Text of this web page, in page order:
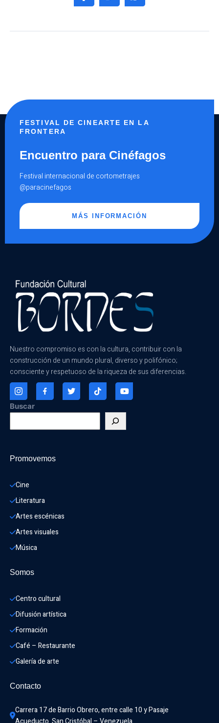
FESTIVAL DE CINEARTE EN LA
FRONTERA
Encuentro para Cinéfagos
Festival internacional de cortometrajes
@paracinefagos
MÁS INFORMACIÓN
Nuestro compromiso es con la cultura, contribuir con la
construcción de un mundo plural, diverso y polifónico;
consciente y respetuoso de la riqueza de sus diferencias.
Buscar
Promovemos
Cine
Literatura
Artes escénicas
Artes visuales
Música
Somos
Centro cultural
Difusión artística
Formación
Café – Restaurante
Galería de arte
Contacto
Carrera 17 de Barrio Obrero, entre calle 10 y Pasaje